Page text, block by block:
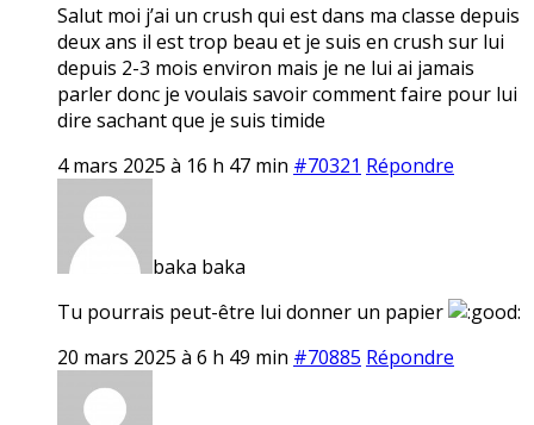
Salut moi j’ai un crush qui est dans ma classe depuis
deux ans il est trop beau et je suis en crush sur lui
depuis 2-3 mois environ mais je ne lui ai jamais
parler donc je voulais savoir comment faire pour lui
dire sachant que je suis timide
4 mars 2025 à 16 h 47 min #70321 Répondre
baka baka
Tu pourrais peut-être lui donner un papier
20 mars 2025 à 6 h 49 min #70885 Répondre